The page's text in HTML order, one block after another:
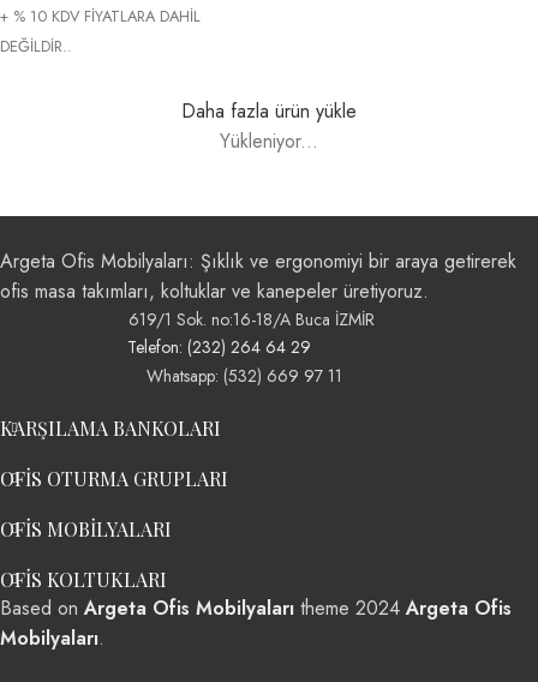
+ % 10 KDV FİYATLARA DAHİL
DEĞİLDİR..
Daha fazla ürün yükle
Yükleniyor...
Argeta Ofis Mobilyaları: Şıklık ve ergonomiyi bir araya getirerek
ofis masa takımları, koltuklar ve kanepeler üretiyoruz.
619/1 Sok. no:16-18/A Buca İZMİR
Telefon: (232) 264 64 29
Whatsapp: (532) 669 97 11
KARŞILAMA BANKOLARI
OFIS OTURMA GRUPLARI
OFIS MOBILYALARI
OFIS KOLTUKLARI
Based onArgeta Ofis Mobilyaları theme 2024Argeta Ofis
Mobilyaları.